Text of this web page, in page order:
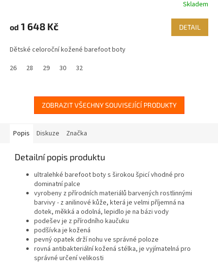
Skladem
od 1 648 Kč DETAIL
Dětské celoroční kožené barefoot boty
26
28 29 30 32
ZOBRAZIT VŠECHNY SOUVISEJÍCÍ PRODUKTY
Popis Diskuze Značka
Detailní popis produktu
ultralehké barefoot boty s širokou špicí vhodné pro
dominatní palce
vyrobeny z přírodních materiálů barvených rostlinnými
barvivy - z anilinové kůže, která je velmi příjemná na
dotek, měkká a odolná, lepidlo je na bázi vody
podešev je z přírodního kaučuku
podšívka je kožená
pevný opatek drží nohu ve správné poloze
rovná antibakteriální kožená stélka, je vyjímatelná pro
správné určení velikosti